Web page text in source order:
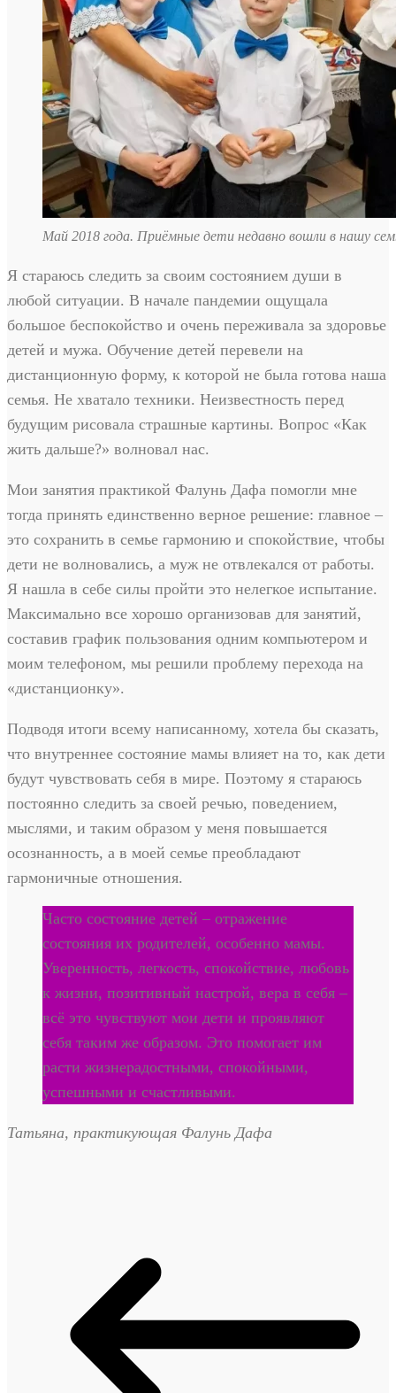
Май 2018 года. Приёмные дети недавно вошли в нашу
Я стараюсь следить за своим состоянием души в
любой ситуации. В начале пандемии ощущала
большое беспокойство и очень переживала за здоровье
детей и мужа. Обучение детей перевели на
дистанционную форму, к которой не была готова наша
семья. Не хватало техники. Неизвестность перед
будущим рисовала страшные картины. Вопрос «Как
жить дальше?» волновал нас.
Мои занятия практикой Фалунь Дафа помогли мне
тогда принять единственно верное решение: главное –
это сохранить в семье гармонию и спокойствие, чтобы
дети не волновались, а муж не отвлекался от работы.
Я нашла в себе силы пройти это нелегкое испытание.
Максимально все хорошо организовав для занятий,
составив график пользования одним компьютером и
моим телефоном, мы решили проблему перехода на
«дистанционку».
Подводя итоги всему написанному, хотела бы сказать,
что внутреннее состояние мамы влияет на то, как дети
будут чувствовать себя в мире. Поэтому я стараюсь
постоянно следить за своей речью, поведением,
мыслями, и таким образом у меня повышается
осознанность, а в моей семье преобладают
гармоничные отношения.
Часто состояние детей – отражение
состояния их родителей, особенно мамы.
Уверенность, легкость, спокойствие, любовь
к жизни, позитивный настрой, вера в себя –
всё это чувствуют мои дети и проявляют
себя таким же образом. Это помогает им
расти жизнерадостными, спокойными,
успешными и счастливыми.
Татьяна, практикующая Фалунь Дафа